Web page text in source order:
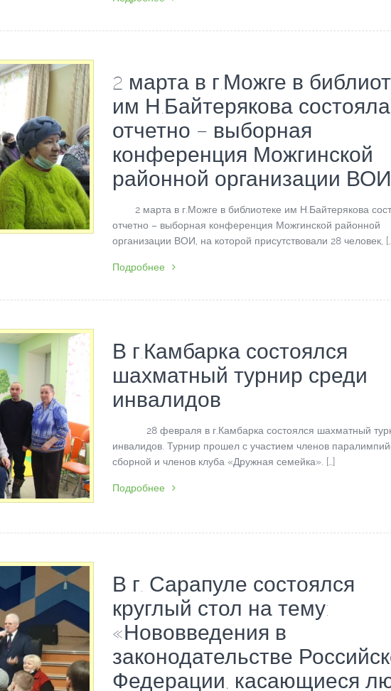
2 марта в г.Можге в
им Н.Байтерякова
отчетно – выборная
конференция Можгинской
районной организации
2 марта в г.Можге в библиотеке им Н.Байтерякова
отчетно – выборная конференция Можгинской районной
организации ВОИ, на которой присутствовали 28 человек,
Подробнее
В г.Камбарка состоялся
шахматный турнир среди
инвалидов
28 февраля в г.Камбарка состоялся шахматный
инвалидов. Турнир прошел с участием членов
сборной и членов клуба «Дружная семейка». […]
Подробнее
В г. Сарапуле состоялся
круглый стол на тему:
«Нововведения в
законодательстве
Федерации, касающиеся